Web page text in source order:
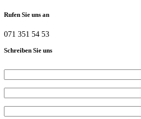
Rufen Sie uns an
071 351 54 53
Schreiben Sie uns